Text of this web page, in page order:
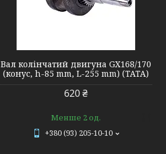
Вал колінчатий двигуна GX168/170
(конус, h-85 mm, L-255 mm) (TATA)
620 ₴
Менше 2 од.
+380 (93) 205-10-10